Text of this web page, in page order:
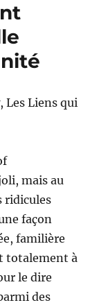
Les Liens qui
mais au
ridicules
façon
familière
totalement à
le dire
des